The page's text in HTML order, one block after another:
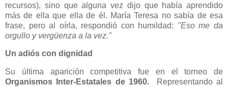
recursos), sino que alguna vez dijo que había aprendido
más de ella que ella de él. María Teresa no sabía de esa
frase, pero al oírla, respondió con humildad: "Eso me da
orgullo y vergüenza a la vez."
Un adiós con dignidad
Su última aparición competitiva fue en el torneo de
Organismos Inter-Estatales de 1960.
Representando al